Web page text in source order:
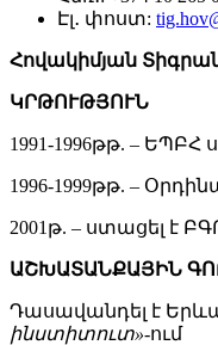
Էլ․ փոստ:
Հովակիմյան
ԿՐԹՈՒԹՅՈՒՆ
1991-1996թթ. –
1996-1999թթ. –
2001թ. – ստացել է
ԱՇԽԱՏԱՆՔԱՅԻՆ
Դասավանդել է
ինստիտուտ»-ում